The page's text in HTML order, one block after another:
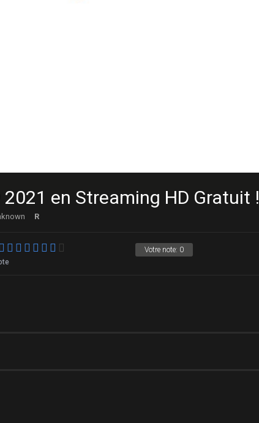
2021 en Streaming HD Gratuit !
R
Votre note: 0